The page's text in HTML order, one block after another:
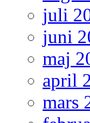
juli
juni
maj
april
mars